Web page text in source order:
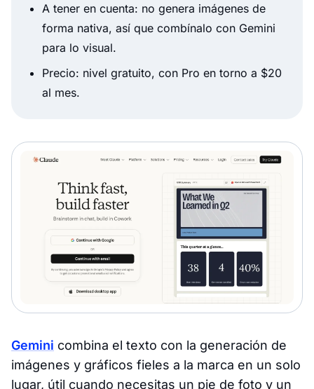
A tener en cuenta: no genera imágenes de
forma nativa, así que combínalo con Gemini
para lo visual.
Precio: nivel gratuito, con Pro en torno a $20
al mes.
Gemini combina el texto con la generación de
imágenes y gráficos fieles a la marca en un solo
lugar, útil cuando necesitas un pie de foto y un